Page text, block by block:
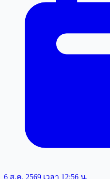
6 ส.ค. 2569 เวลา 12:56 น.